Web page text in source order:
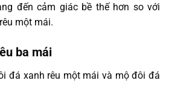
đến cảm giác bề thế hơn so với
một mái.
ba mái
đá xanh rêu một mái và mộ đôi đá